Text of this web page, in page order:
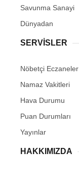
Savunma Sanayi
Dünyadan
SERVİSLER
Nöbetçi Eczaneler
Namaz Vakitleri
Hava Durumu
Puan Durumları
Yayınlar
HAKKIMIZDA